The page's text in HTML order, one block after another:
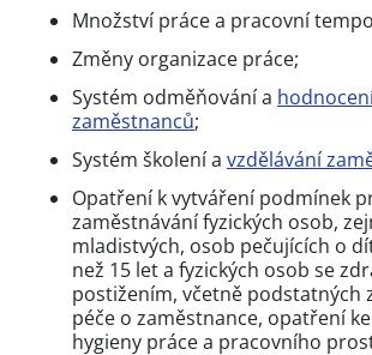
Množství práce a pracovní
Změny organizace práce;
Systém odměňování a
zaměstnanců;
Systém školení a vzdělávání
Opatření k vytváření podmínek
zaměstnávání fyzických osob,
mladistvých, osob pečujících o
než 15 let a fyzických osob se
postižením, včetně podstatných
péče o zaměstnance, opatření
hygieny práce a pracovního